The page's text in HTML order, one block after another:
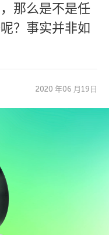
那么是不是任
？事实并非如
2020 年06 月19日